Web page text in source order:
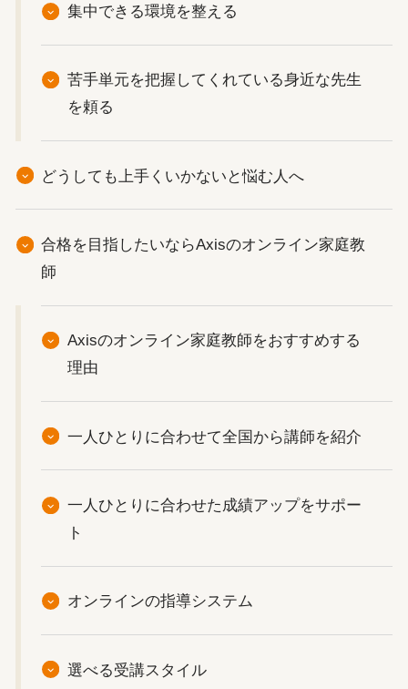
集中できる環境を整える
苦手単元を把握してくれている身近な先生
を頼る
どうしても上手くいかないと悩む人へ
合格を目指したいならAxisのオンライン家庭教
師
Axisのオンライン家庭教師をおすすめする
理由
一人ひとりに合わせて全国から講師を紹介
一人ひとりに合わせた成績アップをサポー
ト
オンラインの指導システム
選べる受講スタイル